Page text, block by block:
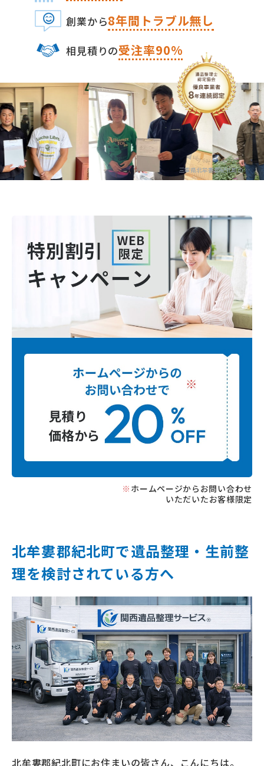
三重県北牟婁郡紀北町の遺品整理・生前整理の専門業者
創業から8年間トラブル無し
相⾒積りの受注率90%
※ ホームページからお問い合わせ
いただいたお客様限定
北牟婁郡紀北町で遺品整理‧⽣前整
理を検討されている⽅へ
北牟婁郡紀北町にお住まいの皆さん、こんにちは。